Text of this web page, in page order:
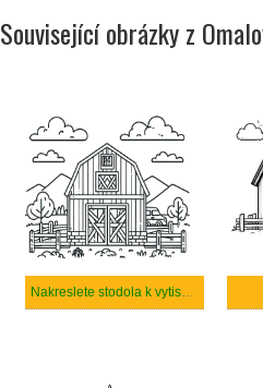
Související obrázky z
Nakreslete stodola k vytisknutí